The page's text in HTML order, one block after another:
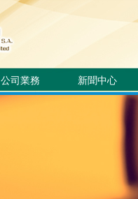
公司業務 新聞中心